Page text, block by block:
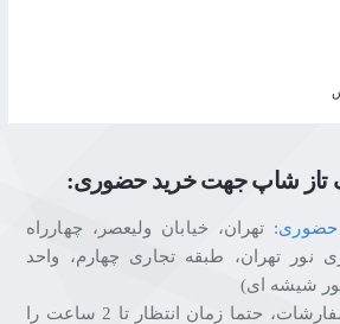
تاز شاپ جهت خرید حضوری:
حضوری: تهران، خیابان ولیعصر، چهارراه
نور تهران، طبقه تجاری چهارم، واحد
(به علت حجم بالای سفارشات، حتما زمان انتظار تا 2 ساعت را